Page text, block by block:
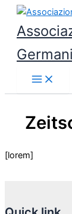
contenuto
[lorem]